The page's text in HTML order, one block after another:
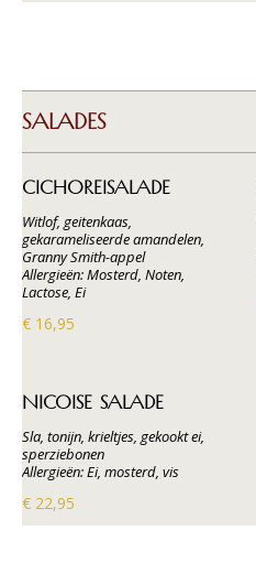
SALADES
CICHOREISALADE
Witlof, geitenkaas,
gekarameliseerde amandelen,
Granny Smith-appel
Allergieën: Mosterd, Noten,
Lactose, Ei
€ 16,95
NICOISE SALADE
Sla, tonijn, krieltjes, gekookt ei,
sperziebonen
Allergieën: Ei, mosterd, vis
€ 22,95